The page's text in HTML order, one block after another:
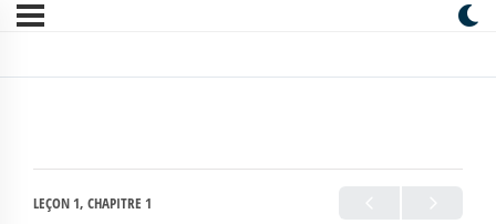
LEÇON 1, CHAPITRE 1